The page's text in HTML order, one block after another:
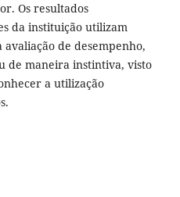
Os resultados
da instituição utilizam
avaliação de desempenho,
de maneira instintiva, visto
a utilização